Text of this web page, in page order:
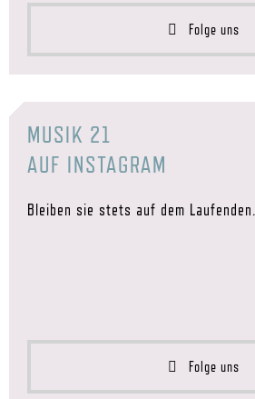
Folge uns
MUSIK 21
AUF INSTAGRAM
Bleiben sie stets auf dem Laufenden.
Folge uns